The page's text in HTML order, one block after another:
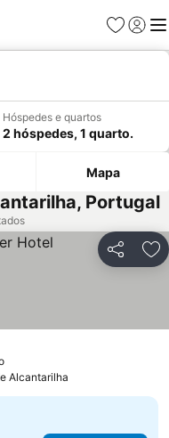
Favoritos
Iniciar
Hóspedes e quartos
2 hóspedes, 1 quarto.
Mapa
Portugal
Partilhar
Ver preços
Alcantarilha